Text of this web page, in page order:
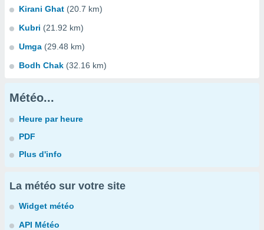
Kirani Ghat (20.7 km)
Kubri (21.92 km)
Umga (29.48 km)
Bodh Chak (32.16 km)
Météo...
Heure par heure
PDF
Plus d'info
La météo sur votre site
Widget météo
API Météo